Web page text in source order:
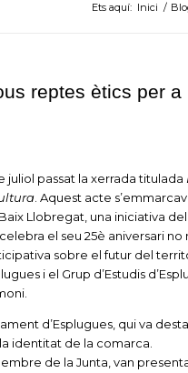
Ets aquí: Inici /
reptes ètics per a
juliol passat la xerrada titulada
. Aquest acte
Llobregat, una iniciativa del
el seu 25è aniversari no
sobre el futur del
i el Grup d’Estudis
d’Esplugues, qui va
identitat de la comarca.
de la Junta, van